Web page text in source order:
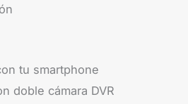
tu smartphone
doble cámara DVR